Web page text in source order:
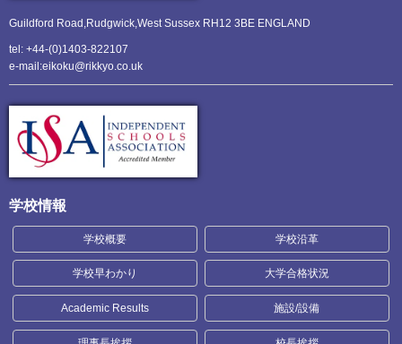
Guildford Road,Rudgwick,West Sussex RH12 3BE ENGLAND
tel: +44-(0)1403-822107
e-mail:eikoku@rikkyo.co.uk
学校情報
学校概要 学校沿革
学校早わかり 大学合格状況
Academic Results 施設/設備